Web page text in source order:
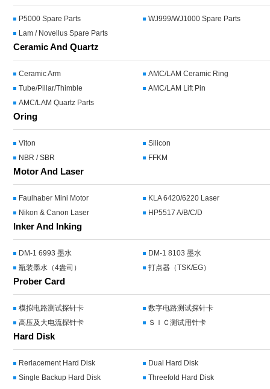
P5000 Spare Parts
WJ999/WJ1000 Spare Parts
Lam / Novellus Spare Parts
Ceramic And Quartz
Ceramic Arm
AMC/LAM Ceramic Ring
Tube/Pillar/Thimble
AMC/LAM Lift Pin
AMC/LAM Quartz Parts
Oring
Viton
Silicon
NBR / SBR
FFKM
Motor And Laser
Faulhaber Mini Motor
KLA 6420/6220 Laser
Nikon & Canon Laser
HP5517 A/B/C/D
Inker And Inking
DM-1 6993 墨水
DM-1 8103 墨水
瓶装墨水（4盎司）
打点器（TSK/EG）
Prober Card
模拟电路测试探针卡
数字电路测试探针卡
高压及大电流探针卡
ＳＩＣ测试用针卡
Hard Disk
Rerlacement Hard Disk
Dual Hard Disk
Single Backup Hard Disk
Threefold Hard Disk